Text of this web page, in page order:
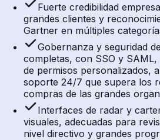
Fuerte credibilidad
grandes clientes y
Gartner en múltiples
Gobernanza y seguridad
completas, con SSO y SAML,
de permisos personalizados,
soporte 24/7 que supera los
compras de las grandes
Interfaces de radar y
visuales, adecuadas para
nivel directivo y grandes